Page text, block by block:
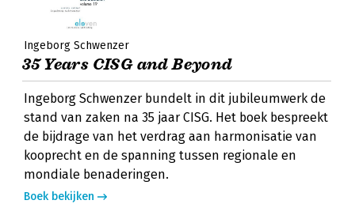
Ingeborg Schwenzer
35 Years CISG and Beyond
Ingeborg Schwenzer bundelt in dit jubileumwerk de
stand van zaken na 35 jaar CISG. Het boek bespreekt
de bijdrage van het verdrag aan harmonisatie van
kooprecht en de spanning tussen regionale en
mondiale benaderingen.
Boek bekijken